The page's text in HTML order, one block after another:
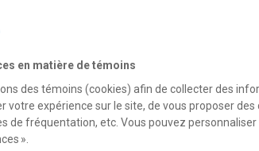
de recherche avancée pour des
en matière de témoins
des témoins (cookies) afin de collecter des
votre expérience sur le site, de vous proposer des
de fréquentation, etc. Vous pouvez
».